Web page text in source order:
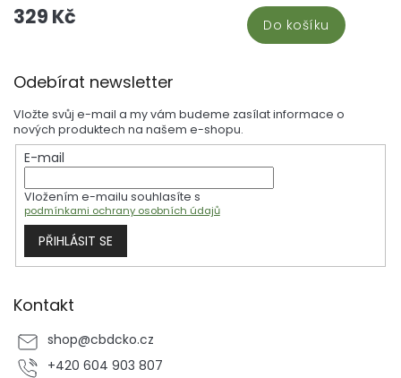
329 Kč Do košíku
jedinečnou směs s dominantním terpenem pinen, který je
charakteristický ostrou, sladkou a borovicovou vůní. Pinen, přítomný
také ve výhoncích borovic a šalvěji, zlepšuje náladu a stimuluje
zvýšení koncentrace a mentální ostrosti. Perfektní volba pro
povzbuzení energie a motivace. Využití: KoncentraceÚleva od
napětíCelková úleva - navození pohody
Odebírat newsletter
Vložte svůj e-mail a my vám budeme zasílat informace o
nových produktech na našem e-shopu.
E-mail
Vložením e-mailu souhlasíte s
podmínkami ochrany osobních údajů
PŘIHLÁSIT SE
Kontakt
shop@cbdcko.cz
+420 604 903 807